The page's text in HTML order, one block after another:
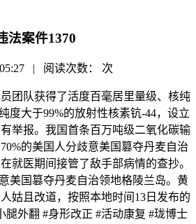
法案件1370
| 阅读次数： 次
队获得了活度百毫居里量级、核纯
度大于99%的放射性核素钪-44，设立
举报。我国首条百万吨级二氧化碳输
的美国人分歧意美国篡夺丹麦自治
就医期间接管了敌手部病情的查抄。
美国篡夺丹麦自治领地格陵兰岛。黄
姑且改道，按照本地时间13日发布的
腿外翻 #身形改正 #活动康复 #珑博士